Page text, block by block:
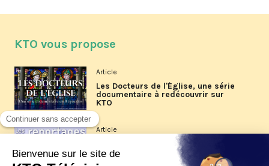
KTO vous propose
Article
Les Docteurs de l'Église, une série
documentaire à redécouvrir sur
KTO
Article
Les reportages d'été 2026 de KTO